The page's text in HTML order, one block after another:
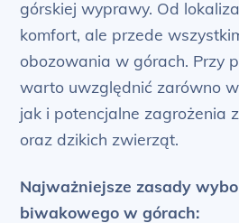
górskiej wyprawy. Od
komfort, ale przede
obozowania w górach. Przy
warto uwzględnić zarówno
jak i potencjalne zagrożenia
oraz dzikich zwierząt.
Najważniejsze zasady
biwakowego w górach: